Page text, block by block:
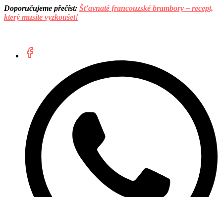
Doporučujeme přečíst: Šťavnaté francouzské brambory – recept,
který musíte vyzkoušet!